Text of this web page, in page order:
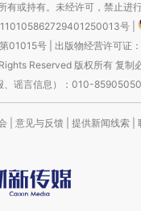
或持有。未经许可，禁止进
号
01015号| 出版物经营许可证
Reserved 版权所有 复制
、谣言信息）：010-
意见与反馈 提供新闻线索